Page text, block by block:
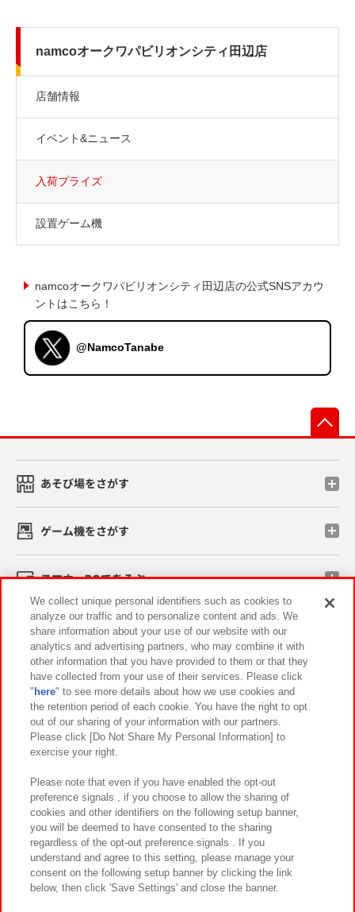
namcoオークワパビリオンシティ田辺店
店舗情報
イベント&ニュース
入荷プライズ
設置ゲーム機
namcoオークワパビリオンシティ田辺店の公式SNSアカウ
ントはこちら！
@NamcoTanabe
あそび場をさがす
ゲーム機をさがす
スマホ・PCであそぶ
イベント・キャンペーン
関連会社 サステナビリティ サイトポリシー
プライバシーポリシー ウェブアクセシビリティ方針と検証結果
お取引先さまとともに
カスタマーハラスメント対応方針 よくあるご質問・お問い合わせ
©Bandai Namco Amusement Inc.
We collect unique personal identifiers such as cookies to
analyze our traffic and to personalize content and ads. We
share information about your use of our website with our
analytics and advertising partners, who may combine it with
other information that you have provided to them or that they
have collected from your use of their services. Please click
" here" to see more details about how we use cookies and
the retention period of each cookie. You have the right to opt
out of our sharing of your information with our partners.
Please click [Do Not Share My Personal Information] to
exercise your right.
Please note that even if you have enabled the opt-out
preference signals , if you choose to allow the sharing of
cookies and other identifiers on the following setup banner,
you will be deemed to have consented to the sharing
regardless of the opt-out preference signals . If you
understand and agree to this setting, please manage your
consent on the following setup banner by clicking the link
below, then click 'Save Settings' and close the banner.